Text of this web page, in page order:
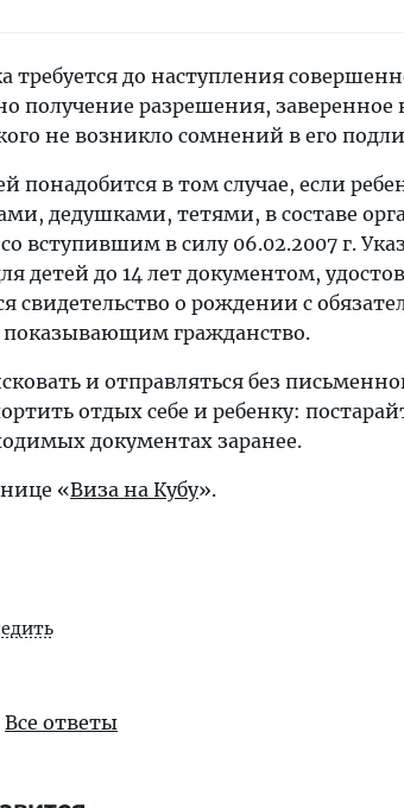
требуется до наступления
получение разрешения, заверенное
не возникло сомнений в его
понадобится в том случае, если
дедушками, тетями, в составе
вступившим в силу 06.02.2007 г.
детей до 14 лет документом,
свидетельство о рождении с
гражданство.
и отправляться без
отдых себе и ребенку:
документах заранее.
«Виза на Кубу».
Все ответы